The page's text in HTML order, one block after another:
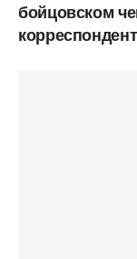
бойцовском